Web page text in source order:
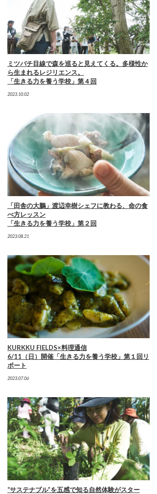
ミツバチ目線で森を巡ると見えてくる。多様性か
ら生まれるレジリエンス。
「生きる力を養う学校」第４回
2023.10.02
「田舎の大鵬」渡辺幸樹シェフに教わる、命の食
べ方レッスン
「生きる力を養う学校」第２回
2023.08.21
KURKKU FIELDS×料理通信
6/11（日）開催「生きる力を養う学校」第１回リ
ポート
2023.07.06
“サステナブル”を五感で知る自然体験がスター